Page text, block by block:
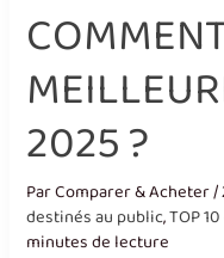
2025 ?
ParComparer & Acheter/
destinés au public,TOP
minutes de lecture